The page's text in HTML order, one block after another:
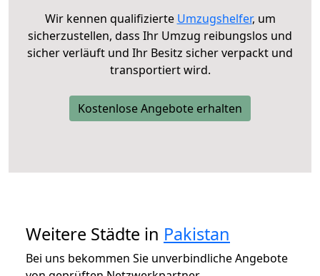
Wir kennen qualifizierte Umzugshelfer, um
sicherzustellen, dass Ihr Umzug reibungslos und
sicher verläuft und Ihr Besitz sicher verpackt und
transportiert wird.
Kostenlose Angebote erhalten
Weitere Städte in Pakistan
Bei uns bekommen Sie unverbindliche Angebote